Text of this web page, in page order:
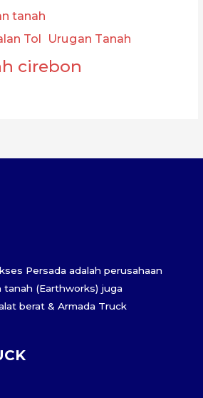
tanah
Tol Urugan Tanah
cirebon
Persada adalah perusahaan
(Earthworks) juga
berat & Armada Truck